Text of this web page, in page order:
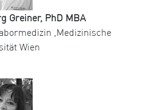
Greiner, PhD MBA
,Medizinische
Wien